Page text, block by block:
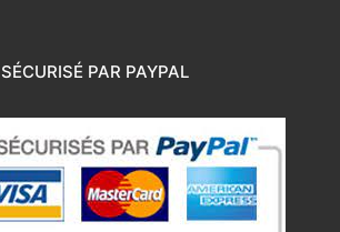
PAR PAYPAL